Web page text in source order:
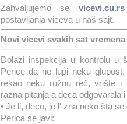
Zahvaljujemo se vicevi.cu.rs
postavljanja viceva u naš sajt.
Novi vicevi svakih sat
Dolazi inspekcija u kontrolu u
Perice da ne lupi neku
rekao neku ružnu reč, vrište i
razna pitanja a deca odgovarala
• Je li, deco, je l' zna neko šta
Perica se javi: